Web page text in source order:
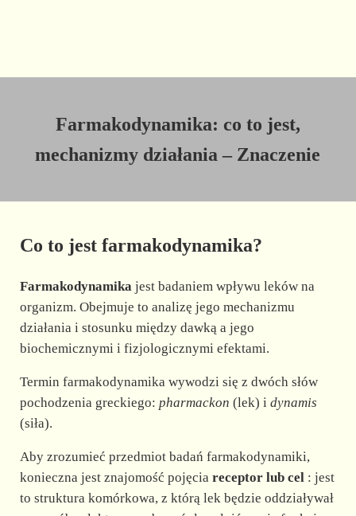
Farmakodynamika: co to jest,
mechanizmy działania – Znaczenie
Co to jest farmakodynamika?
Farmakodynamikajest badaniem wpływu leków na
organizm. Obejmuje to analizę jego mechanizmu
działania i stosunku między dawką a jego
biochemicznymi i fizjologicznymi efektami.
Termin farmakodynamika wywodzi się z dwóch słów
pochodzenia greckiego: pharmackon (lek) i dynamis
(siła).
Aby zrozumieć przedmiot badań farmakodynamiki,
konieczna jest znajomość pojęcia receptor lub cel: jest
to struktura komórkowa, z którą lek będzie oddziaływał